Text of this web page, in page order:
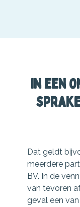
In een
Dat geldt
meerdere
BV. In de
van tevoren
geval een